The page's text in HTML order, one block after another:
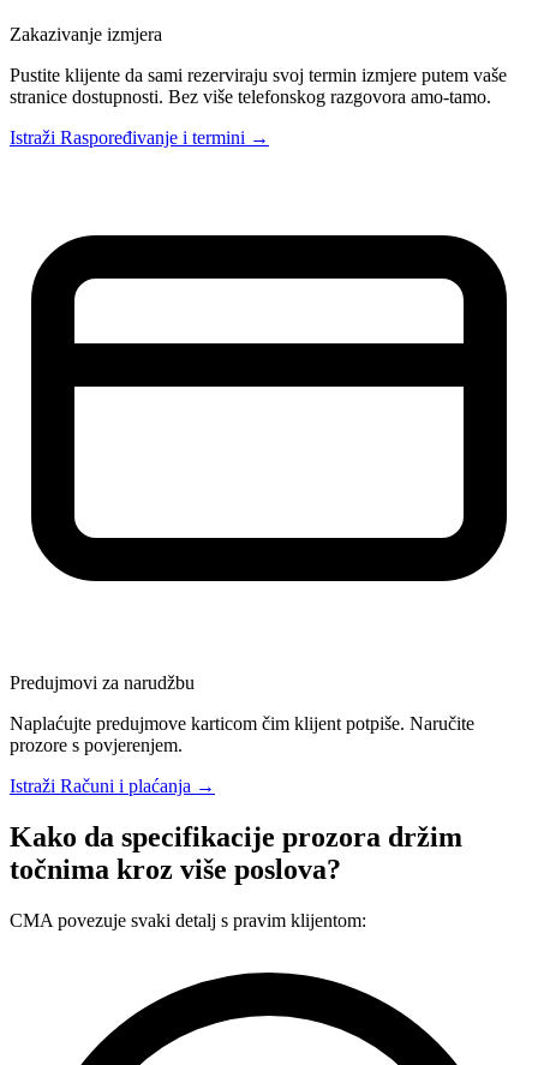
Zakazivanje izmjera
Pustite klijente da sami rezerviraju svoj termin izmjere putem vaše
stranice dostupnosti. Bez više telefonskog razgovora amo-tamo.
Istraži Raspoređivanje i termini →
Predujmovi za narudžbu
Naplaćujte predujmove karticom čim klijent potpiše. Naručite
prozore s povjerenjem.
Istraži Računi i plaćanja →
Kako da specifikacije prozora držim
točnima kroz više poslova?
CMA povezuje svaki detalj s pravim klijentom: